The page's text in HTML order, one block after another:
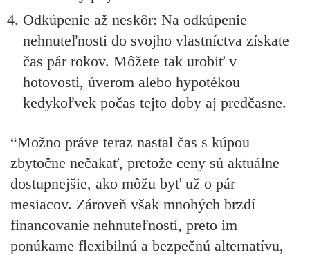
Odkúpenie až neskôr: Na odkúpenie
nehnuteľnosti do svojho vlastníctva získate
čas pár rokov. Môžete tak urobiť v
hotovosti, úverom alebo hypotékou
kedykoľvek počas tejto doby aj predčasne.
“Možno práve teraz nastal čas s kúpou
zbytočne nečakať, pretože ceny sú aktuálne
dostupnejšie, ako môžu byť už o pár
mesiacov. Zároveň však mnohých brzdí
financovanie nehnuteľností, preto im
ponúkame flexibilnú a bezpečnú alternatívu,